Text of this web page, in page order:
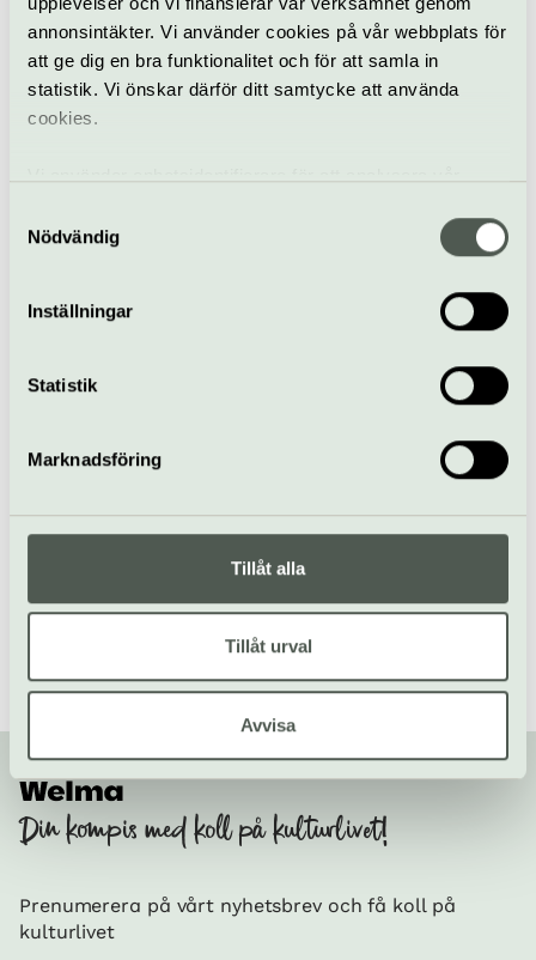
annonsintäkter. Vi använder cookies på vår webbplats för
att ge dig en bra funktionalitet och för att samla in
statistik. Vi önskar därför ditt samtycke att använda
cookies.
samt tillhandahålla funktioner för sociala medier. Vi
vidarebefordrar även sådana identifierare och annan
information från din enhet till de sociala medier och
annons- och analysföretag som vi samarbetar med.
information som du har tillhandahållit eller som de har
Nödvändig
Inställningar
Statistik
Marknadsföring
Tillåt alla
Tillåt urval
Avvisa
Fri entré
Kafé
Hiss och ramper
Restaurang
Fittja Torg 14, Fittja
072 – 596 62 84
Till webbplats
Botkyrka konsthall
Din kompis med koll på kulturlivet!
Prenumerera på vårt nyhetsbrev och få koll på
kulturlivet